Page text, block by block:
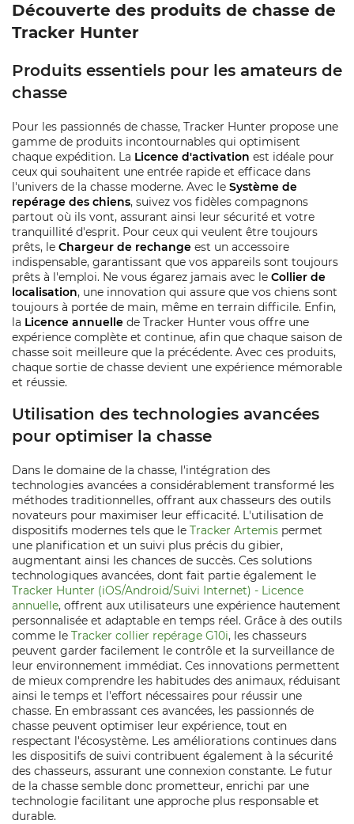
Découverte des produits de chasse de
Tracker Hunter
Produits essentiels pour les amateurs de
chasse
Pour les passionnés de chasse, Tracker Hunter propose une
gamme de produits incontournables qui optimisent
chaque expédition. La Licence d'activation est idéale pour
ceux qui souhaitent une entrée rapide et efficace dans
l'univers de la chasse moderne. Avec le Système de
repérage des chiens, suivez vos fidèles compagnons
partout où ils vont, assurant ainsi leur sécurité et votre
tranquillité d'esprit. Pour ceux qui veulent être toujours
prêts, le Chargeur de rechange est un accessoire
indispensable, garantissant que vos appareils sont toujours
prêts à l'emploi. Ne vous égarez jamais avec le Collier de
localisation, une innovation qui assure que vos chiens sont
toujours à portée de main, même en terrain difficile. Enfin,
la Licence annuelle de Tracker Hunter vous offre une
expérience complète et continue, afin que chaque saison de
chasse soit meilleure que la précédente. Avec ces produits,
chaque sortie de chasse devient une expérience mémorable
et réussie.
Utilisation des technologies avancées
pour optimiser la chasse
Dans le domaine de la chasse, l'intégration des
technologies avancées a considérablement transformé les
méthodes traditionnelles, offrant aux chasseurs des outils
novateurs pour maximiser leur efficacité. L'utilisation de
dispositifs modernes tels que le Tracker Artemis permet
une planification et un suivi plus précis du gibier,
augmentant ainsi les chances de succès. Ces solutions
technologiques avancées, dont fait partie également le
Tracker Hunter (iOS/Android/Suivi Internet) - Licence
annuelle, offrent aux utilisateurs une expérience hautement
personnalisée et adaptable en temps réel. Grâce à des outils
comme le Tracker collier repérage G10i, les chasseurs
peuvent garder facilement le contrôle et la surveillance de
leur environnement immédiat. Ces innovations permettent
de mieux comprendre les habitudes des animaux, réduisant
ainsi le temps et l'effort nécessaires pour réussir une
chasse. En embrassant ces avancées, les passionnés de
chasse peuvent optimiser leur expérience, tout en
respectant l'écosystème. Les améliorations continues dans
les dispositifs de suivi contribuent également à la sécurité
des chasseurs, assurant une connexion constante. Le futur
de la chasse semble donc prometteur, enrichi par une
technologie facilitant une approche plus responsable et
durable.